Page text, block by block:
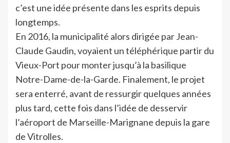
c’est une idée présente dans les esprits depuis
longtemps.
En 2016, la municipalité alors dirigée par Jean-
Claude Gaudin, voyaient un téléphérique partir du
Vieux-Port pour monter jusqu’à la basilique
Notre-Dame-de-la-Garde. Finalement, le projet
sera enterré, avant de ressurgir quelques années
plus tard, cette fois dans l’idée de desservir
l’aéroport de Marseille-Marignane depuis la gare
de Vitrolles.